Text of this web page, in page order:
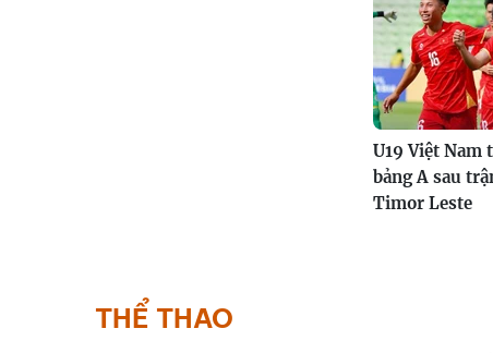
U19 Việt Nam
bảng A sau
Timor Leste
THỂ THAO